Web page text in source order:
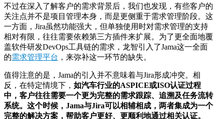
不过在深入了解客户的需求背景后，我们也发现，有些客户的
关注点并不是项目管理本身，而是更侧重于需求管理阶段。这
一方面，Jira虽然功能强大，但单独使用时对需求管理的支持
相对有限，往往需要依赖第三方插件来扩展。为了更全面地覆
盖软件研发DevOps工具链的需求，龙智引入了Jama这一全面
的需求管理平台 ，来弥补这一环节的缺失。
值得注意的是，Jama的引入并不意味着与Jira形成冲突。相
反，在特定情境下， 如汽车行业的ASPICE或ISO认证过程
中，客户往往需要一个更为完整的需求跟踪、追溯及任务流转
系统。 这个时候，Jama与Jira可以相辅相成，两者集成为一个
完整的解决方案，帮助客户更好、更顺利地通过相关认证。